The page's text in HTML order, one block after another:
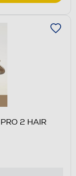
2 HAIR